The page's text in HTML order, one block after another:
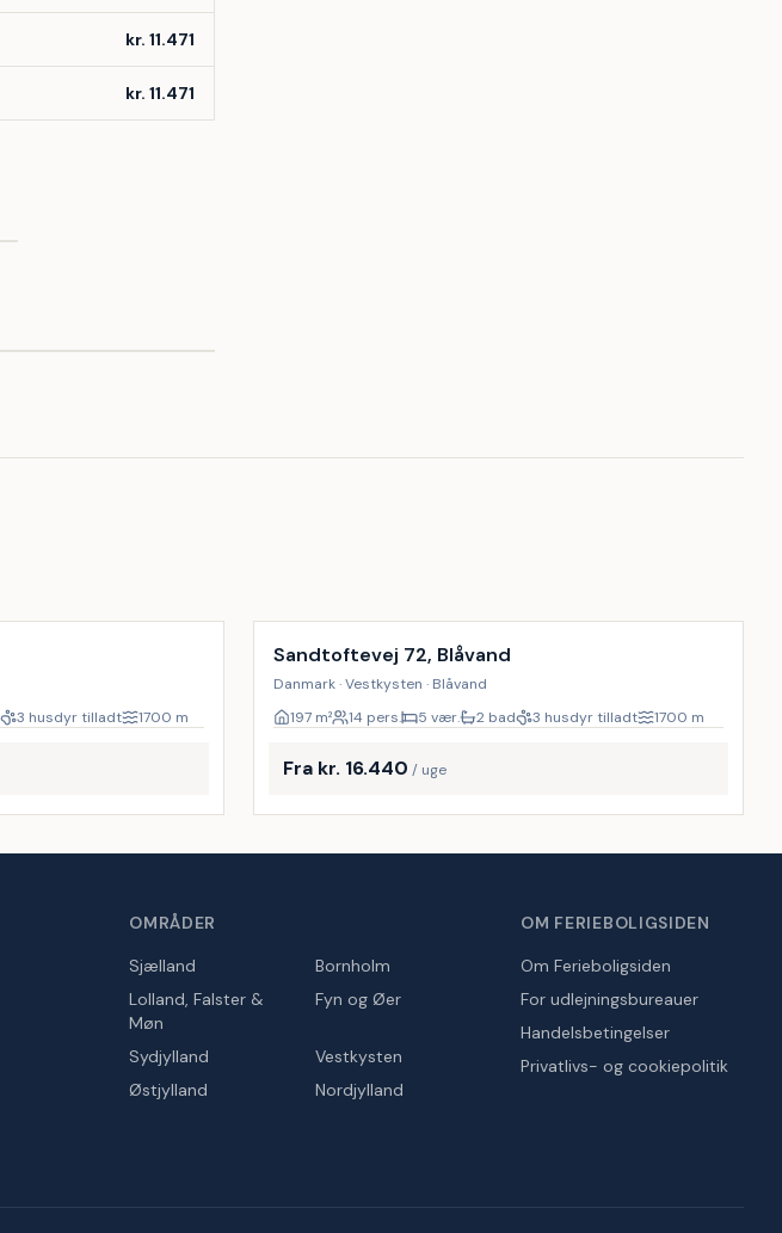
kr. 11.471
kr. 11.471
3 husdyr tilladt 1700 m
Sandtoftevej 72, Blåvand
Danmark · Vestkysten · Blåvand
197 m² 14 pers. 5 vær. 2 bad 3 husdyr tilladt 1700 m
Fra kr. 16.440 / uge
OMRÅDER
Sjælland
Bornholm
Lolland, Falster &
Møn
Fyn og Øer
Sydjylland
Vestkysten
Østjylland
Nordjylland
OM FERIEBOLIGSIDEN
Om Ferieboligsiden
For udlejningsbureauer
Handelsbetingelser
Privatlivs- og cookiepolitik